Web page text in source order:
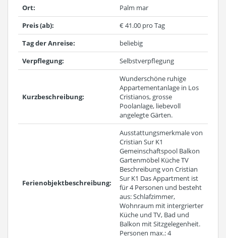
Ort:
Palm mar
Preis (ab):
€ 41.00 pro Tag
Tag der Anreise:
beliebig
Verpflegung:
Selbstverpflegung
Kurzbeschreibung:
Wunderschöne ruhige
Appartementanlage in Los
Cristianos, grosse
Poolanlage, liebevoll
angelegte Gärten.
Ferienobjektbeschreibung:
Ausstattungsmerkmale von
Cristian Sur K1
Gemeinschaftspool Balkon
Gartenmöbel Küche TV
Beschreibung von Cristian
Sur K1 Das Appartment ist
für 4 Personen und besteht
aus: Schlafzimmer,
Wohnraum mit intergrierter
Küche und TV, Bad und
Balkon mit Sitzgelegenheit.
Personen max.: 4